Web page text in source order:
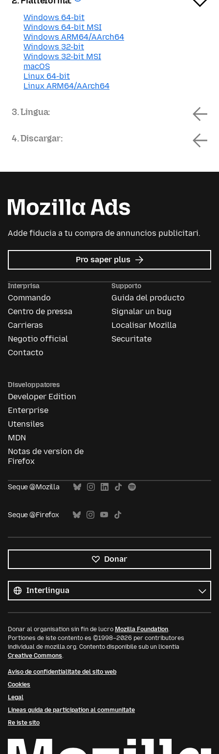
Windows 64-bit
Windows 64-bit MSI
Windows ARM64/AArch64
Windows 32-bit
Windows 32-bit MSI
macOS
Linux 64-bit
Linux ARM64/AArch64
3. Lingua:
4. Discargar:
Adde fiducia a tu compra de annuncios publicitari.
Pro saper plus re
Avisos
de
Mozilla
Interprisa
Commando
Centro de pressa
Carrieras
Negotio official
Contacto
Supporto
Guida del producto
Signalar un bug
Localisar Mozilla
Securitate
Disveloppatores
Developer Edition
Enterprise
Utensiles
MDN
Notas de version de
Firefox
Seque @Mozilla
Seque @Firefox
Donar
le
linguas
Lingua
Donar al organisation sin fin de lucro Mozilla Foundation.
Portiones de iste contento es ©1998–2026 per contributores
individual de mozilla.org. Contento disponibile sub un licentia
Creative Commons.
Aviso de confidentialitate del sito web
Cookies
Legal
Lineas guida de participation al communitate
Re iste sito